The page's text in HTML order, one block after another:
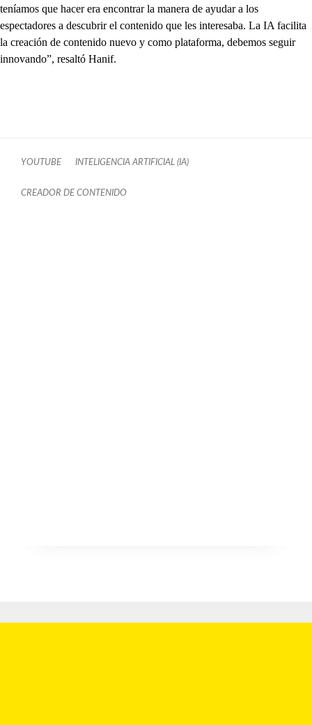
teníamos que hacer era encontrar la manera de ayudar a los
espectadores a descubrir el contenido que les interesaba. La IA facilita
la creación de contenido nuevo y como plataforma, debemos seguir
innovando”, resaltó Hanif.
YOUTUBE INTELIGENCIA ARTIFICIAL (IA)
CREADOR DE CONTENIDO